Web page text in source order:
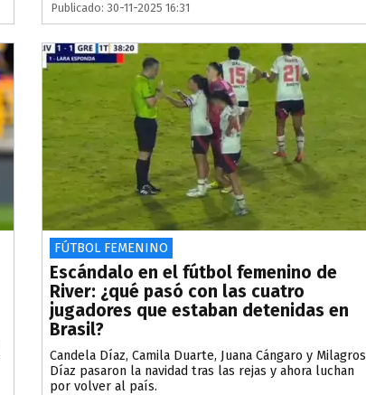
Publicado: 30-11-2025 16:31
FÚTBOL FEMENINO
Escándalo en el fútbol femenino de
River: ¿qué pasó con las cuatro
jugadores que estaban detenidas en
Brasil?
Candela Díaz, Camila Duarte, Juana Cángaro y Milagros
Díaz pasaron la navidad tras las rejas y ahora luchan
por volver al país.